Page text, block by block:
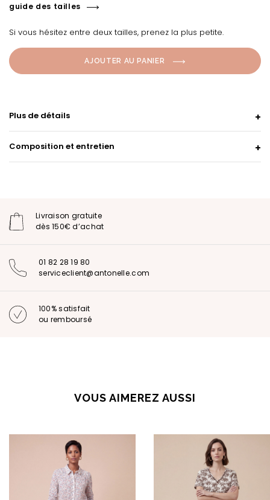
guide des tailles
Si vous hésitez entre deux tailles, prenez la plus petite.
AJOUTER AU PANIER
Plus de détails
Composition et entretien
Livraison gratuite
dès 150€ d’achat
01 82 28 19 80
serviceclient@antonelle.com
100% satisfait
ou remboursé
VOUS AIMEREZ AUSSI